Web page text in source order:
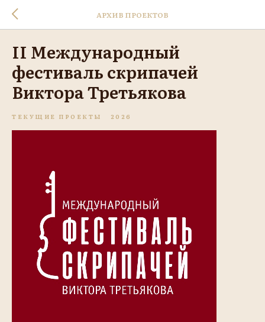
АРХИВ ПРОЕКТОВ
II Международный
фестиваль скрипачей
Виктора Третьякова
ТЕКУЩИЕ ПРОЕКТЫ 2026